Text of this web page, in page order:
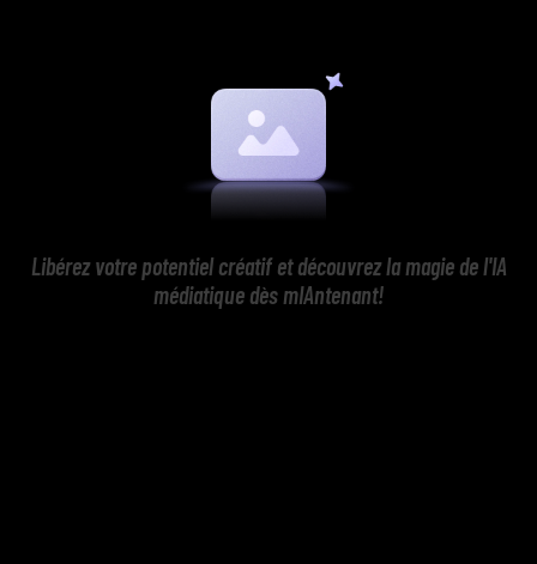
Libérez votre potentiel créatif et découvrez la magie de l'IA
médiatique dès mIAntenant!